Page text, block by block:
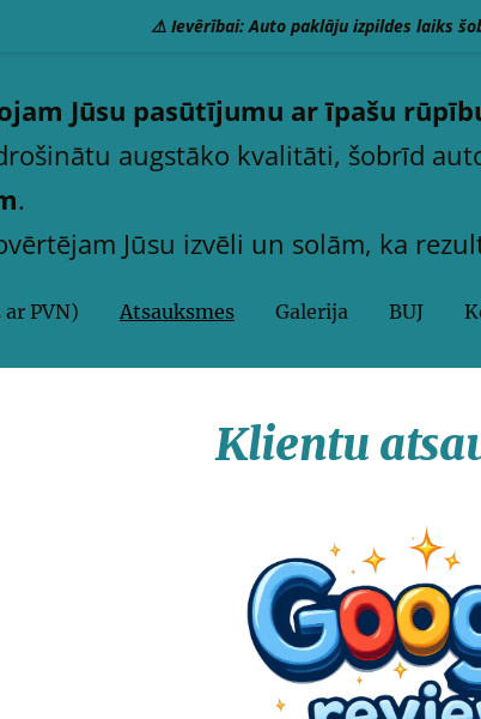
⚠️ Ievērībai: Auto paklāju izpildes laiks
Jūsu pasūtījumu ar īpašu
augstāko kvalitāti, šobrīd
.
Jūsu izvēli un solām, ka
PVN) Atsauksmes Galerija BUJ
Klientu